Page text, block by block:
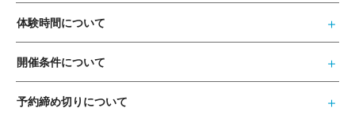
体験時間について
開催条件について
予約締め切りについて